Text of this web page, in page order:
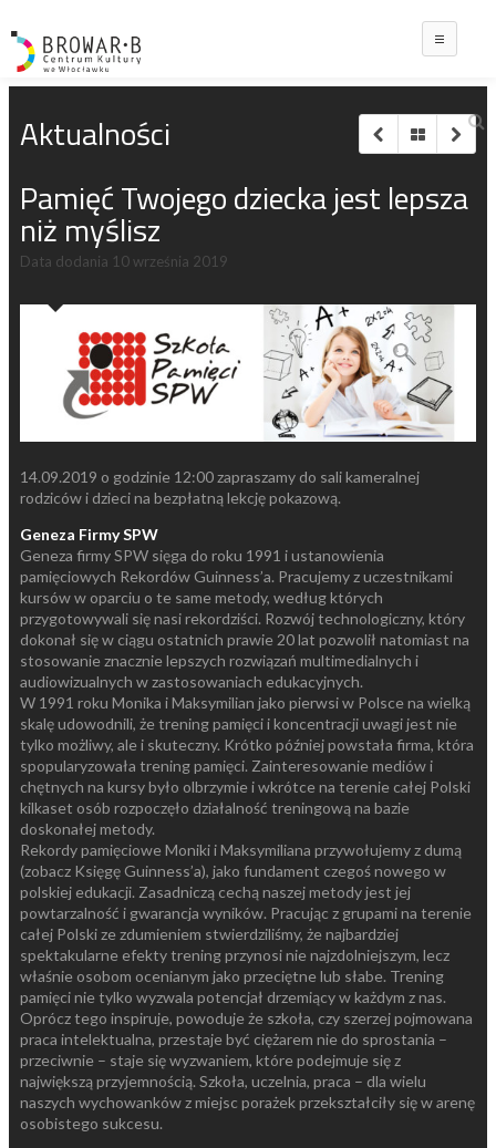
Aktualności
Pamięć Twojego dziecka jest lepsza
niż myślisz
Data dodania 10 września 2019
14.09.2019 o godzinie 12:00 zapraszamy do sali kameralnej
rodziców i dzieci na bezpłatną lekcję pokazową.
Geneza Firmy SPW
Geneza firmy SPW sięga do roku 1991 i ustanowienia
pamięciowych Rekordów Guinness’a. Pracujemy z uczestnikami
kursów w oparciu o te same metody, według których
przygotowywali się nasi rekordziści. Rozwój technologiczny, który
dokonał się w ciągu ostatnich prawie 20 lat pozwolił natomiast na
stosowanie znacznie lepszych rozwiązań multimedialnych i
audiowizualnych w zastosowaniach edukacyjnych.
W 1991 roku Monika i Maksymilian jako pierwsi w Polsce na wielką
skalę udowodnili, że trening pamięci i koncentracji uwagi jest nie
tylko możliwy, ale i skuteczny. Krótko później powstała firma, która
spopularyzowała trening pamięci. Zainteresowanie mediów i
chętnych na kursy było olbrzymie i wkrótce na terenie całej Polski
kilkaset osób rozpoczęło działalność treningową na bazie
doskonałej metody.
Rekordy pamięciowe Moniki i Maksymiliana przywołujemy z dumą
(zobacz Księgę Guinness’a), jako fundament czegoś nowego w
polskiej edukacji. Zasadniczą cechą naszej metody jest jej
powtarzalność i gwarancja wyników. Pracując z grupami na terenie
całej Polski ze zdumieniem stwierdziliśmy, że najbardziej
spektakularne efekty trening przynosi nie najzdolniejszym, lecz
właśnie osobom ocenianym jako przeciętne lub słabe. Trening
pamięci nie tylko wyzwala potencjał drzemiący w każdym z nas.
Oprócz tego inspiruje, powoduje że szkoła, czy szerzej pojmowana
praca intelektualna, przestaje być ciężarem nie do sprostania –
przeciwnie – staje się wyzwaniem, które podejmuje się z
największą przyjemnością. Szkoła, uczelnia, praca – dla wielu
naszych wychowanków z miejsc porażek przekształciły się w arenę
osobistego sukcesu.